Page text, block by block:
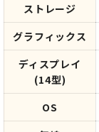
ストレージ
グラフィックス
ディスプレイ
(14型)
OS